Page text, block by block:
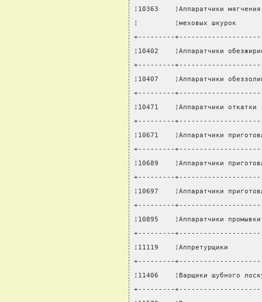
¦10363    ¦Аппаратчики
¦         ¦меховых
+---------
¦10402    ¦Аппаратчики
+---------
¦10407    ¦Аппаратчики
+---------
¦10471    ¦Аппаратчики
+---------
¦10671    ¦Аппаратчики
+---------
¦10689    ¦Аппаратчики
+---------
¦10697    ¦Аппаратчики
+---------
¦10895    ¦Аппаратчики
+---------
¦11119
+---------
¦11406    ¦Варщики
+---------